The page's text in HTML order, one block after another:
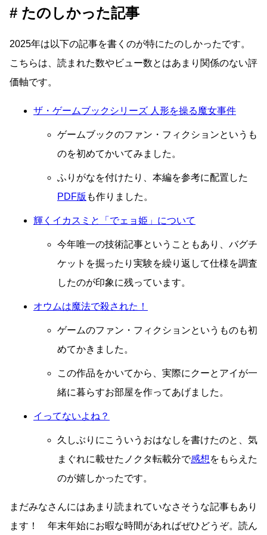
たのしかった記事
2025年は以下の記事を書くのが特にたのしかったです。
こちらは、読まれた数やビュー数とはあまり関係のない評
価軸です。
ザ・ゲームブックシリーズ 人形を操る魔女事件
ゲームブックのファン・フィクションというも
のを初めてかいてみました。
ふりがなを付けたり、本編を参考に配置した
PDF版 も作りました。
輝くイカスミと「でェョ姫」について
今年唯一の技術記事ということもあり、バグチ
ケットを掘ったり実験を繰り返して仕様を調査
したのが印象に残っています。
オウムは魔法で殺された！
ゲームのファン・フィクションというものも初
めてかきました。
この作品をかいてから、実際にクーとアイが一
緒に暮らすお部屋を作ってあげました。
イってないよね？
久しぶりにこういうおはなしを書けたのと、気
まぐれに載せたノクタ転載分で感想をもらえた
のが嬉しかったです。
まだみなさんにはあまり読まれていなさそうな記事もあり
ます！ 年末年始にお暇な時間があればぜひどうぞ。読ん